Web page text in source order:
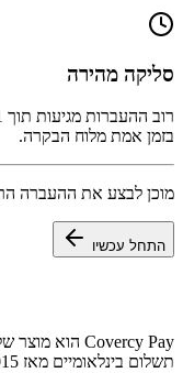
סליקה מהירה
בזמן אמת מלוח הבקרה.
מוכן לבצע את ההעברה
התחל עכשיו
Covercy Pay הוא מוצר של
תשלום בינלאומיים מאז 2015.